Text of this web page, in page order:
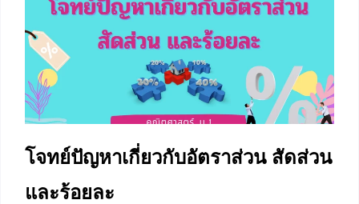
สามารถศึกษาเรื่อง การแก้ระบบสมการเชิงเส้นสองตัวแปร
โดยใช้กราฟ เพิ่มเติมได้ที่ ⇒⇒ การแก้ระบบสมการเชิงเส้น
สองตัวแปร โดยใช้กราฟ ⇐⇐ ให้ a, b, c, d, e และ
โจทย์ปัญหาเกี่ยวกับอัตราส่วน สัดส่วน
และร้อยละ